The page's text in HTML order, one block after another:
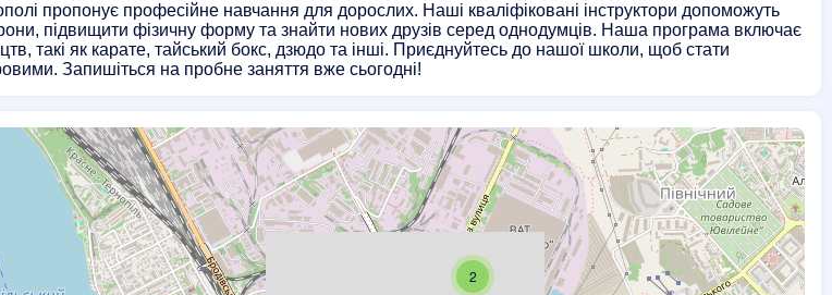
пропонує професійне навчання для дорослих. Наші кваліфіковані інструктори допоможуть
підвищити фізичну форму та знайти нових друзів серед однодумців. Наша програма включає
такі як карате, тайський бокс, дзюдо та інші. Приєднуйтесь до нашої школи, щоб стати
Запишіться на пробне заняття вже сьогодні!
2